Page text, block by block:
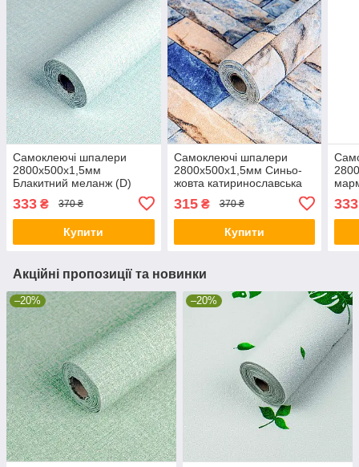
Самоклеючі шпалери
2800х500х1,5мм
Блакитний меланж (D)
333 ₴ 370 ₴
Купити
Самоклеючі шпалери
2800х500х1,5мм Синьо-
жовта катиринославська
315₴ 370 ₴
Купити
333
Акційні пропозиції та новинки
–20% –20%